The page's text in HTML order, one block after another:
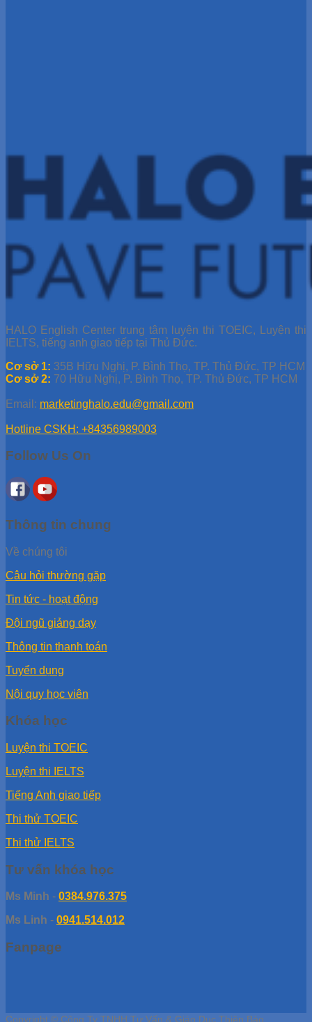
HALO English Center trung tâm luyện thi TOEIC, Luyện thi
IELTS, tiếng anh giao tiếp tại Thủ Đức.
Cơ sở 1: 35B Hữu Nghị, P. Bình Thọ, TP. Thủ Đức, TP HCM
Cơ sở 2: 70 Hữu Nghị, P. Bình Thọ, TP. Thủ Đức, TP HCM
Email: marketinghalo.edu@gmail.com
Hotline CSKH: +84356989003
Follow Us On
Thông tin chung
Về chúng tôi
Câu hỏi thường gặp
Tin tức - hoạt động
Đội ngũ giảng dạy
Thông tin thanh toán
Tuyển dụng
Nội quy học viên
Khóa học
Luyện thi TOEIC
Luyện thi IELTS
Tiếng Anh giao tiếp
Thi thử TOEIC
Thi thử IELTS
Tư vấn khóa học
Ms Minh - 0384.976.375
Ms Linh - 0941.514.012
Fanpage
Copyright © Công Ty TNHH Tư Vấn & Giáo Dục Thiên Bảo